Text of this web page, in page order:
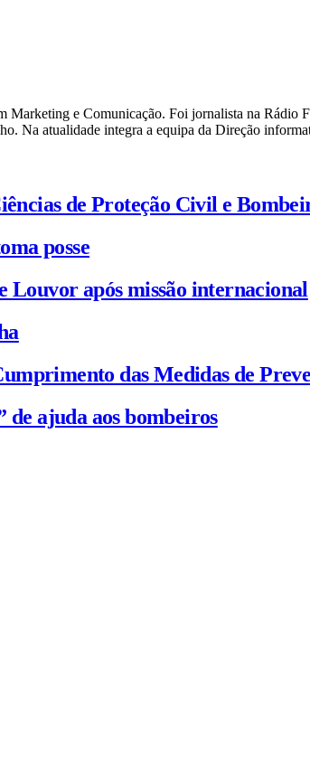
e Comunicação. Foi jornalista na Rádio
Na atualidade integra a equipa da Direção
de Proteção Civil e
posse
Louvor após missão internacional
das Medidas de
de ajuda aos bombeiros